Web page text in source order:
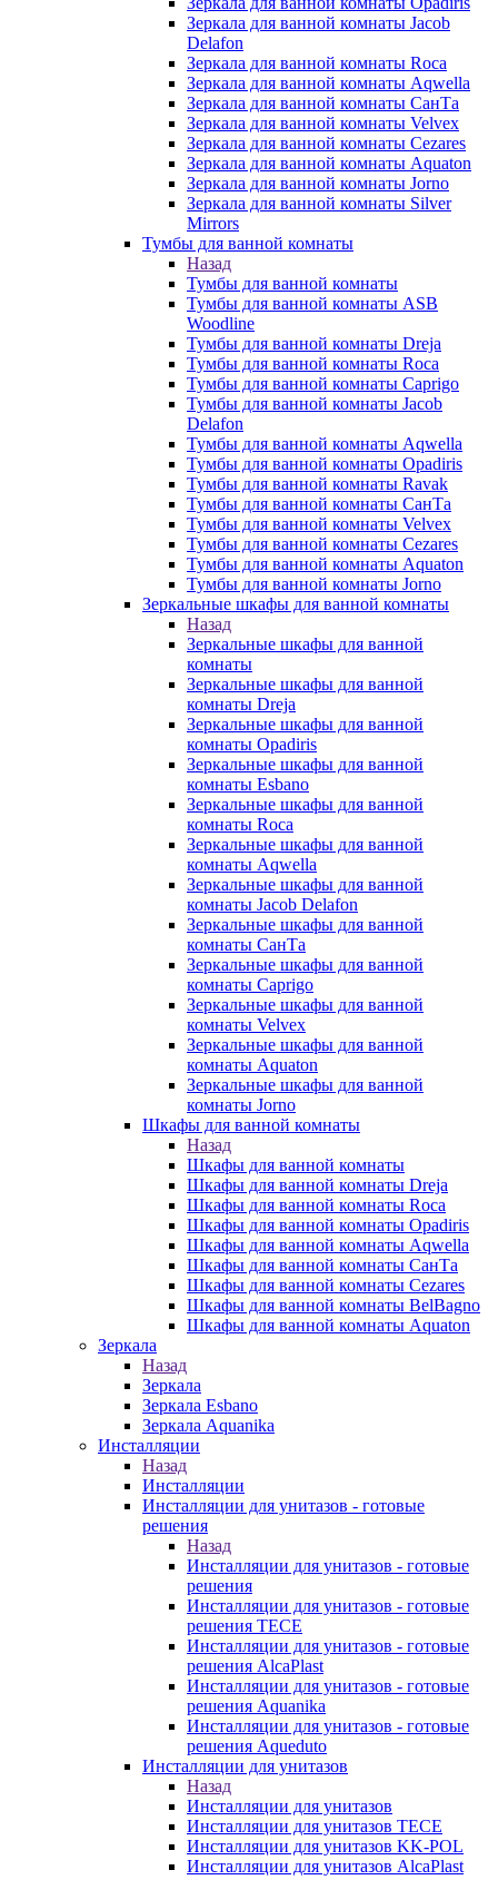
Зеркала для ванной комнаты Jacob
Delafon
Зеркала для ванной комнаты Roca
Зеркала для ванной комнаты Aqwella
Зеркала для ванной комнаты СанТа
Зеркала для ванной комнаты Velvex
Зеркала для ванной комнаты Cezares
Зеркала для ванной комнаты Aquaton
Зеркала для ванной комнаты Jorno
Зеркала для ванной комнаты Silver
Mirrors
Тумбы для ванной комнаты
Назад
Тумбы для ванной комнаты
Тумбы для ванной комнаты ASB
Woodline
Тумбы для ванной комнаты Dreja
Тумбы для ванной комнаты Roca
Тумбы для ванной комнаты Caprigo
Тумбы для ванной комнаты Jacob
Delafon
Тумбы для ванной комнаты Aqwella
Тумбы для ванной комнаты Opadiris
Тумбы для ванной комнаты Ravak
Тумбы для ванной комнаты СанТа
Тумбы для ванной комнаты Velvex
Тумбы для ванной комнаты Cezares
Тумбы для ванной комнаты Aquaton
Тумбы для ванной комнаты Jorno
Зеркальные шкафы для ванной комнаты
Назад
Зеркальные шкафы для ванной
комнаты
Зеркальные шкафы для ванной
комнаты Dreja
Зеркальные шкафы для ванной
комнаты Opadiris
Зеркальные шкафы для ванной
комнаты Esbano
Зеркальные шкафы для ванной
комнаты Roca
Зеркальные шкафы для ванной
комнаты Aqwella
Зеркальные шкафы для ванной
комнаты Jacob Delafon
Зеркальные шкафы для ванной
комнаты СанТа
Зеркальные шкафы для ванной
комнаты Caprigo
Зеркальные шкафы для ванной
комнаты Velvex
Зеркальные шкафы для ванной
комнаты Aquaton
Зеркальные шкафы для ванной
комнаты Jorno
Шкафы для ванной комнаты
Назад
Шкафы для ванной комнаты
Шкафы для ванной комнаты Dreja
Шкафы для ванной комнаты Roca
Шкафы для ванной комнаты Opadiris
Шкафы для ванной комнаты Aqwella
Шкафы для ванной комнаты СанТа
Шкафы для ванной комнаты Cezares
Шкафы для ванной комнаты BelBagno
Шкафы для ванной комнаты Aquaton
Зеркала
Назад
Зеркала
Зеркала Esbano
Зеркала Aquanika
Инсталляции
Назад
Инсталляции
Инсталляции для унитазов - готовые
решения
Назад
Инсталляции для унитазов - готовые
решения
Инсталляции для унитазов - готовые
решения TECE
Инсталляции для унитазов - готовые
решения AlcaPlast
Инсталляции для унитазов - готовые
решения Aquanika
Инсталляции для унитазов - готовые
решения Aqueduto
Инсталляции для унитазов
Назад
Инсталляции для унитазов
Инсталляции для унитазов TECE
Инсталляции для унитазов KK-POL
Инсталляции для унитазов AlcaPlast